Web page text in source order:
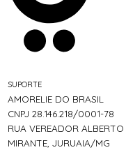
SUPORTE
AMORELIE DO BRASIL
CNPJ 28.146.218/0001-78
RUA VEREADOR
MIRANTE, JURUAIA/MG